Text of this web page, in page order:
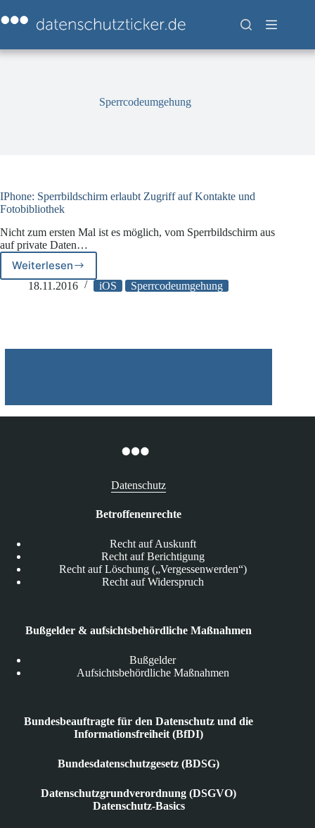
Inhalt
springen
Sperrcodeumgehung
IPhone: Sperrbildschirm erlaubt Zugriff auf Kontakte und
Fotobibliothek
Nicht zum ersten Mal ist es möglich, vom Sperrbildschirm aus
auf private Daten…
Weiterlesen
IPhone:
Sperrbildschirm
und
18.11.2016 iOS Sperrcodeumgehung
Datenschutz
Betroffenenrechte
Recht auf Auskunft
Recht auf Berichtigung
Recht auf Löschung („Vergessenwerden“)
Recht auf Widerspruch
Bußgelder & aufsichtsbehördliche Maßnahmen
Bußgelder
Aufsichtsbehördliche Maßnahmen
Bundesbeauftragte für den Datenschutz und die
Informationsfreiheit (BfDI)
Bundesdatenschutzgesetz (BDSG)
Datenschutzgrundverordnung (DSGVO)
Datenschutz-Basics